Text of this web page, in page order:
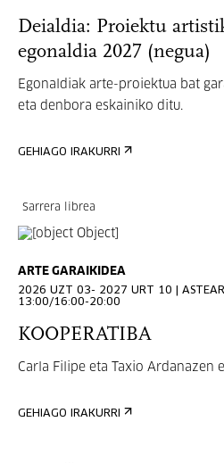
Deialdia: Proiektu
egonaldia 2027 (negua)
Egonaldiak arte-proiektua bat
eta denbora eskainiko ditu.
GEHIAGO IRAKURRI
Sarrera librea
ARTE GARAIKIDEA
2026 UZT 03- 2027 URT 10 |
13:00/16:00-20:00
KOOPERATIBA
Carla Filipe eta Taxio Ardanazen
GEHIAGO IRAKURRI